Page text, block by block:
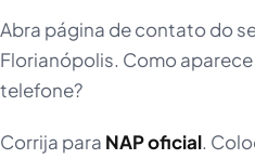
Abra página de contato do
Florianópolis. Como
telefone?
Corrija para NAP oficial.